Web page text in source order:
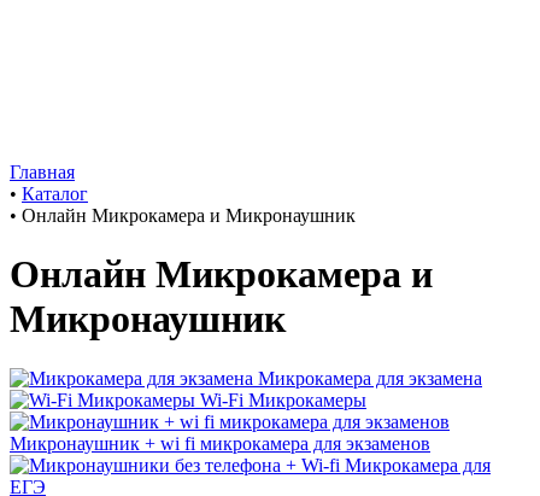
Главная
• Каталог
• Онлайн Микрокамера и Микронаушник
Онлайн Микрокамера и
Микронаушник
Микрокамера для экзамена
Wi-Fi Микрокамеры
Микронаушник + wi fi микрокамера для экзаменов